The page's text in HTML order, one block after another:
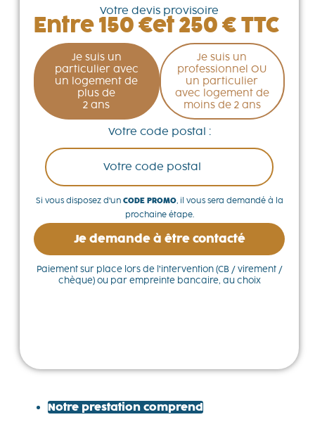
Votre devis provisoire
Entre 150 €et 250 € TTC
Je suis un
particulier avec
un logement de
plus de
2 ans
Je suis un
professionnel OU
un particulier
avec logement de
moins de 2 ans
Votre code postal :
Si vous disposez d’un CODE PROMO, il vous sera demandé à la
prochaine étape.
Je demande à être contacté
Paiement sur place lors de l’intervention (CB / virement /
chèque) ou par empreinte bancaire, au choix
Notre prestation comprend